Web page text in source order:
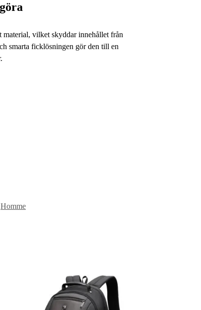
vilket skyddar innehållet från
smarta ficklösningen gör den till en
Homme